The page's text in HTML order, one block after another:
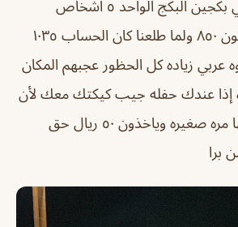
١١ شخص عرضو علي بكجين البكج الواحد ٥ اشخاص
قالولي الحساب بيكون ٨٥٠ ولما طلعنا كان الحساب ١٠٣٥
عربي زياده كل الحظور عجبهم المكان
عندك حفله جيب كيكتك معك لأن
الكيكه إللي يقدمونها مره صغيره وياخذون ٥٠ ريال حق
برا